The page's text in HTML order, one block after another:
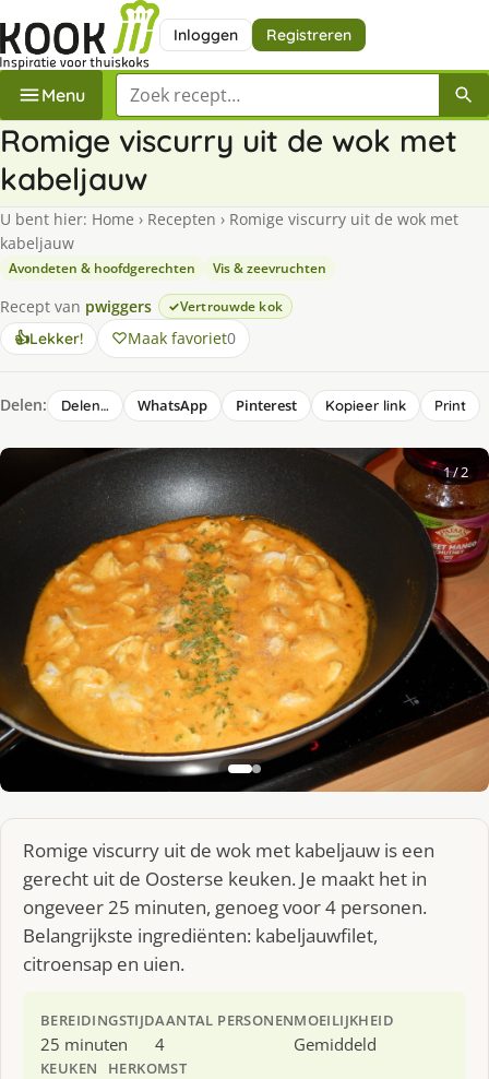
Inloggen Registreren
Menu Zoek een recept
Romige viscurry uit de wok met
kabeljauw
U bent hier: Home › Recepten › Romige viscurry uit de wok met
kabeljauw
Avondeten & hoofdgerechten Vis & zeevruchten
Recept van pwiggers Vertrouwde kok
👍Lekker! Maak favoriet0
Delen: Delen… WhatsApp Pinterest Kopieer link Print
1/ 2
Romige viscurry uit de wok met kabeljauw is een
gerecht uit de Oosterse keuken. Je maakt het in
ongeveer 25 minuten, genoeg voor 4 personen.
Belangrijkste ingrediënten: kabeljauwfilet,
citroensap en uien.
BEREIDINGSTIJD
25 minuten
AANTAL PERSONEN
4
MOEILIJKHEID
Gemiddeld
KEUKEN HERKOMST